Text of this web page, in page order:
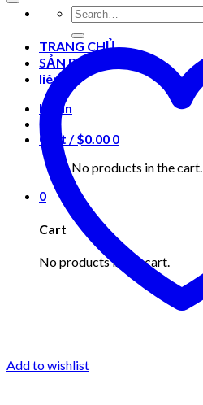
Search
for:
TRANG CHỦ
SẢN PHẨM
liên hệ
Login
Cart /$0.00 0
No products in the cart.
0
Cart
No products in the cart.
Add to wishlist